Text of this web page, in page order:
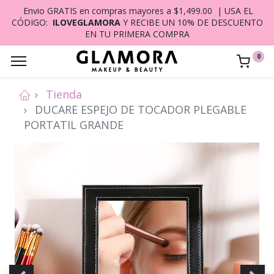
Envio GRATIS en compras mayores a $1,499.00 | USA EL
CÓDIGO: ILOVEGLAMORA Y RECIBE UN 10% DE DESCUENTO
EN TU PRIMERA COMPRA
0
Tienda
DUCARE ESPEJO DE TOCADOR PLEGABLE
PORTATIL GRANDE